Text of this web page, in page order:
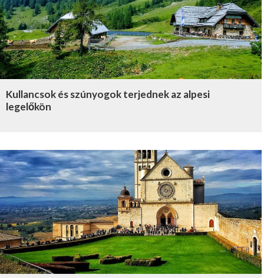
Kullancsok és szúnyogok terjednek az alpesi
legelőkön